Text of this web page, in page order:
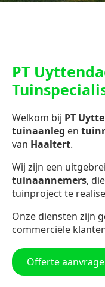
PT
Welkom bij PT
tuinaanleg en
van Haaltert.
Wij zijn een
tuinaannemers,
tuinproject te
Onze diensten zijn
commerciële
Offerte